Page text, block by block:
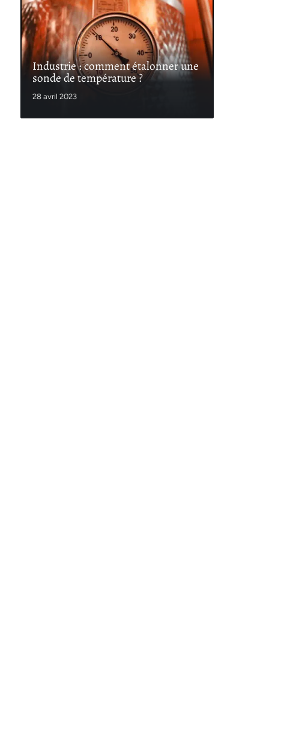
Industrie : comment étalonner une
sonde de température ?
28 avril 2023